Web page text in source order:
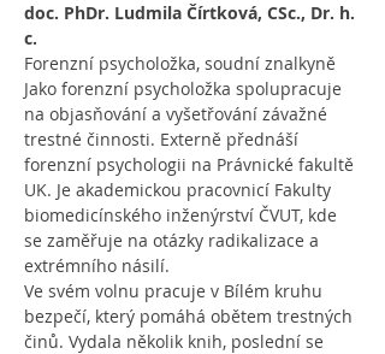
doc. PhDr. Ludmila Čírtková, CSc., Dr. h.
c.
Forenzní psycholožka, soudní znalkyně
Jako forenzní psycholožka spolupracuje
na objasňování a vyšetřování závažné
trestné činnosti. Externě přednáší
forenzní psychologii na Právnické fakultě
UK. Je akademickou pracovnicí Fakulty
biomedicínského inženýrství ČVUT, kde
se zaměřuje na otázky radikalizace a
extrémního násilí.
Ve svém volnu pracuje v Bílém kruhu
bezpečí, který pomáhá obětem trestných
činů. Vydala několik knih, poslední se